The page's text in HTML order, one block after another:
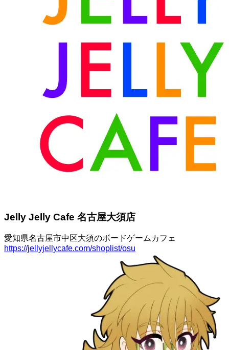
Jelly Jelly Cafe 名古屋大須店
愛知県名古屋市中区大須のボードゲームカフェ
https://jellyjellycafe.com/shoplist/osu